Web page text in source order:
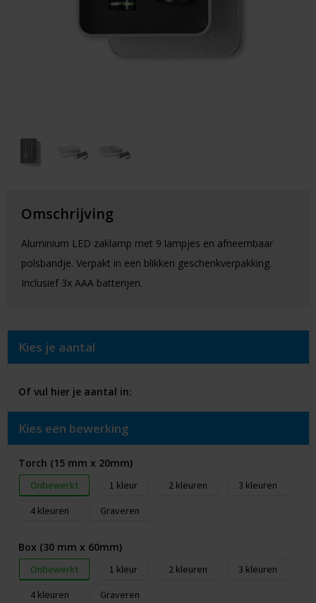
Gezondheid & Verzorging
Omschrijving
Aluminium LED zaklamp met 9 lampjes en afneembaar
polsbandje. Verpakt in een blikken geschenkverpakking.
Inclusief 3x AAA batterijen.
Kies je aantal
Of vul hier je aantal in:
Kies een bewerking
Torch (15 mm x 20mm)
Onbewerkt 1 2
3
4
Graveren
Box (30 mm x 60mm)
Onbewerkt 1 2
3
4
Graveren